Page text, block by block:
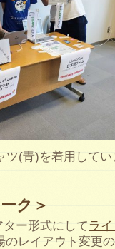
ツ(青)を着用して
ク＞
ー形式にして ラ
のレイアウト変更